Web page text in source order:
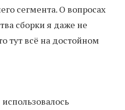
сегмента. О вопросах
сборки я даже не
тут всё на достойном